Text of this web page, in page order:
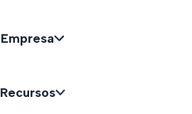
Empresa
Recursos